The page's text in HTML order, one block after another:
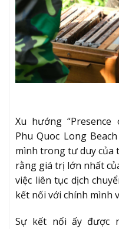
Xu hướng “Presence
Phu Quoc Long
mình trong tư duy của
rằng giá trị lớn nhất
việc liên tục dịch
kết nối với chính mình
Sự kết nối ấy được